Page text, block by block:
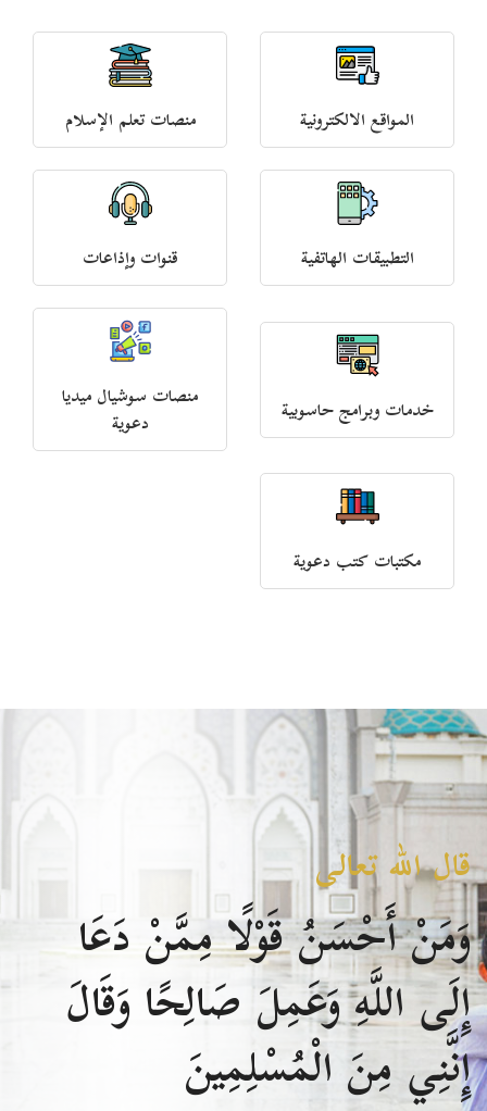
المواقع الالكترونية منصات تعلم الإسلام
التطبيقات الهاتفية قنوات وإذاعات
خدمات وبرامج حاسوبية
منصات سوشيال ميديا
دعوية
مكتبات كتب دعوية
قال الله تعالى
وَمَنْ أَحْسَنُ قَوْلًا مِمَّنْ دَعَا
إِلَى اللَّهِ وَعَمِلَ صَالِحًا وَقَالَ
إِنَّنِي مِنَ الْمُسْلِمِينَ